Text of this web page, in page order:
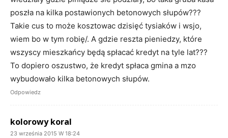
poszła na kilka postawionych betonowych słupów???
Takie cus to może kosztowac dzisięć tysiaków i wsjo,
wiem bo w tym robię/. A gdzie reszta pieniedzy, które
wszyscy mieszkańcy będą spłacać kredyt na tyle lat???
To dopiero oszustwo, że kredyt spłaca gmina a mzo
wybudowało kilka betonowych słupów.
Odpowiedz
kolorowy koral
23 września 2015 W 18:24